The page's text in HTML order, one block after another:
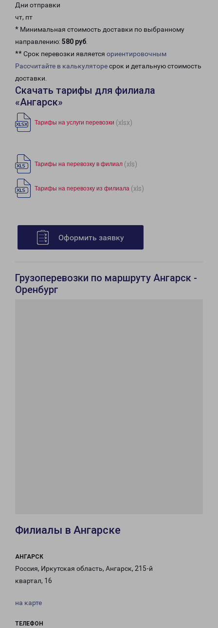
Дни отправки
чт, пт
* Минимальная стоимость доставки по выбранному
направлению: 580 руб.
** Срок перевозки является ориентировочным
Рассчитайте в калькуляторесрок и детальную стоимость
доставки.
Скачать тарифы для филиала
«Ангарск»
Тарифы на услуги перевозки (xlsx)
Тарифы на перевозку в филиал (xls)
Тарифы на перевозку из филиала (xls)
Оформить заявку
Грузоперевозки по маршруту Ангарск -
Оренбург
Филиалы в Ангарске
АНГАРСК
Россия, Иркутская область, Ангарск, 215-й
квартал, 16
на карте
ТЕЛЕФОН